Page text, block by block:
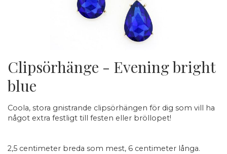
Clipsörhänge - Evening bright
blue
Coola, stora gnistrande clipsörhängen för dig som vill ha
något extra festligt till festen eller bröllopet!
2,5 centimeter breda som mest, 6 centimeter långa.